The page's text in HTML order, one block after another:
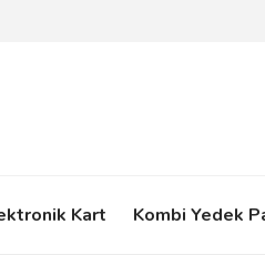
Kart Kombi Yedek